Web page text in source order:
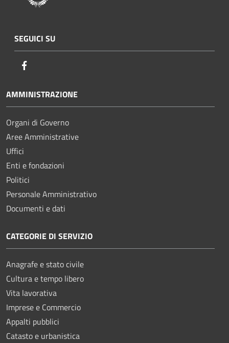
SEGUICI SU
AMMINISTRAZIONE
Organi di Governo
Aree Amministrative
Uffici
Enti e fondazioni
Politici
Personale Amministrativo
Documenti e dati
CATEGORIE DI SERVIZIO
Anagrafe e stato civile
Cultura e tempo libero
Vita lavorativa
Imprese e Commercio
Appalti pubblici
Catasto e urbanistica